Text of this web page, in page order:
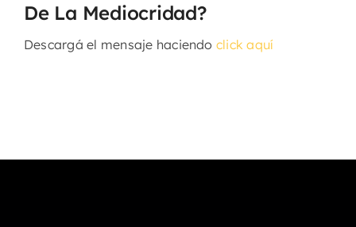
De La Mediocridad?
Descargá el mensaje haciendo click aquí